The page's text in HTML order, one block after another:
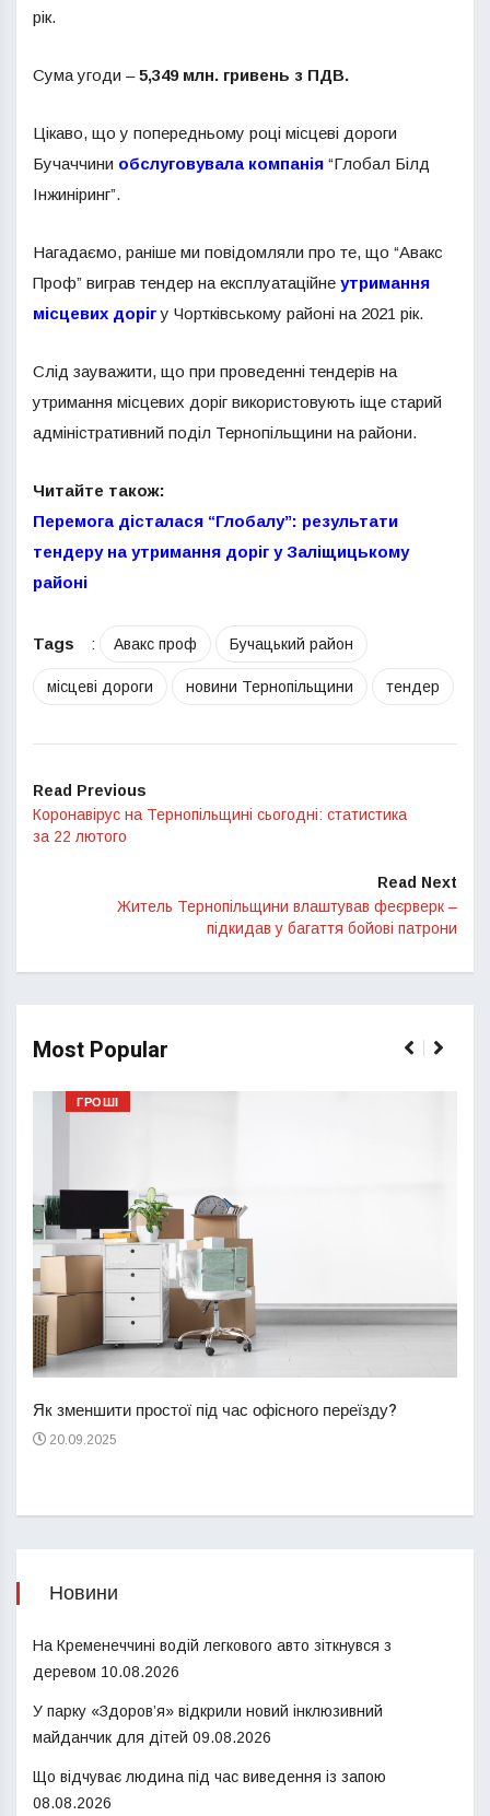
рік.
Сума угоди –5,349 млн. гривень з ПДВ.
Цікаво, що у попередньому році місцеві дороги
Бучаччини обслуговувала компанія “Глобал Білд
Інжиніринг”.
Нагадаємо, раніше ми повідомляли про те, що “Авакс
Проф” виграв тендер на експлуатаційне утримання
місцевих дорігу Чортківському районі на 2021 рік.
Слід зауважити, що при проведенні тендерів на
утримання місцевих доріг використовують іще старий
адміністративний поділ Тернопільщини на райони.
Читайте також:
Перемога дісталася “Глобалу”: результати
тендеру на утримання доріг у Заліщицькому
районі
Tags : Авакс проф Бучацький район
місцеві дороги новини Тернопільщини тендер
Read Previous
Коронавірус на Тернопільщині сьогодні: статистика
за 22 лютого
Read Next
Житель Тернопільщини влаштував феєрверк –
підкидав у багаття бойові патрони
Most Popular
ГРОШІ
Як зменшити простої під час офісного переїзду?
20.09.2025
Новини
На Кременеччині водій легкового авто зіткнувся з
деревом 10.08.2026
У парку «Здоров’я» відкрили новий інклюзивний
майданчик для дітей 09.08.2026
Що відчуває людина під час виведення із запою
08.08.2026